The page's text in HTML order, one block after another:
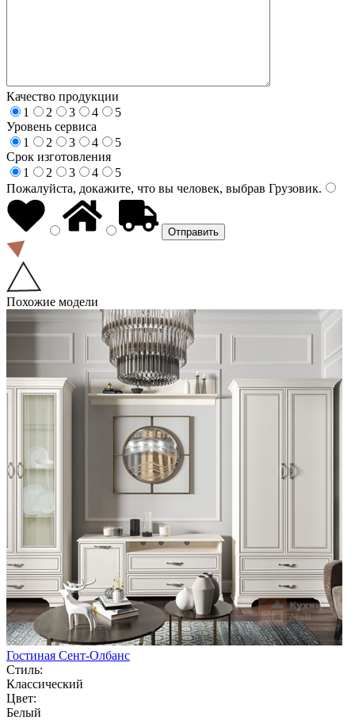
Качество продукции
1
2 3 4
5
Уровень сервиса
1
2 3 4
5
Срок изготовления
1
2 3 4
5
Пожалуйста, докажите, что вы человек, выбрав Грузовик.
Похожие модели
Гостиная Сент-Олбанс
Стиль:
Классический
Цвет:
Белый